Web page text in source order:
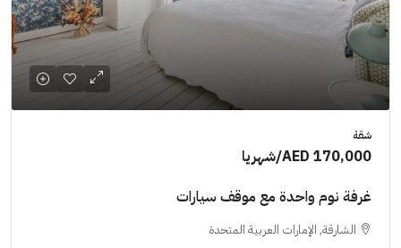
شقة
AED 170,000/شهريا
غرفة نوم واحدة مع موقف سيارات
الشارقة, الإمارات العربية المتحدة